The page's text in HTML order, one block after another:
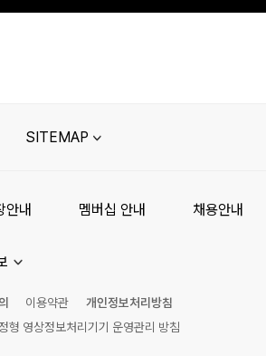
SITEMAP
안내 멤버십 안내 채용안내
이용약관
개인정보처리방침
형 영상정보처리기기 운영관리 방침